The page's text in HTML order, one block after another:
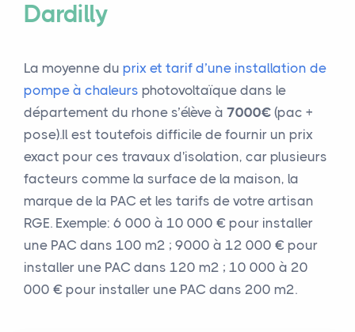
Dardilly
La moyenne du prix et tarif d’une installation de
pompe à chaleurs photovoltaïque dans le
département du rhone s’élève à 7000€ (pac +
pose).Il est toutefois difficile de fournir un prix
exact pour ces travaux d'isolation, car plusieurs
facteurs comme la surface de la maison, la
marque de la PAC et les tarifs de votre artisan
RGE. Exemple: 6 000 à 10 000 € pour installer
une PAC dans 100 m² ; 9000 à 12 000 € pour
installer une PAC dans 120 m² ; 10 000 à 20
000 € pour installer une PAC dans 200 m².